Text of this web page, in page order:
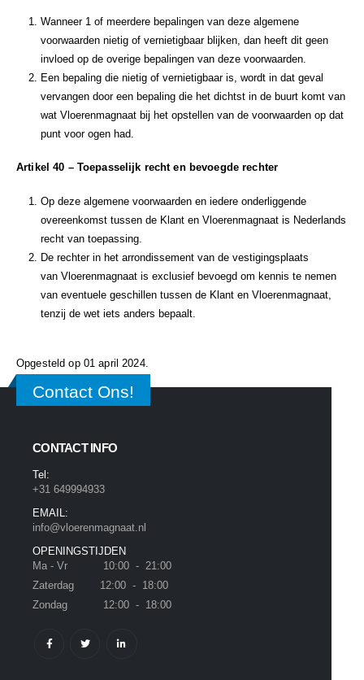
Wanneer 1 of meerdere bepalingen van deze algemene
voorwaarden nietig of vernietigbaar blijken, dan heeft dit geen
invloed op de overige bepalingen van deze voorwaarden.
Een bepaling die nietig of vernietigbaar is, wordt in dat geval
vervangen door een bepaling die het dichtst in de buurt komt van
wat Vloerenmagnaat bij het opstellen van de voorwaarden op dat
punt voor ogen had.
Artikel 40 – Toepasselijk recht en bevoegde rechter
Op deze algemene voorwaarden en iedere onderliggende
overeenkomst tussen de Klant en Vloerenmagnaat is Nederlands
recht van toepassing.
De rechter in het arrondissement van de vestigingsplaats
van Vloerenmagnaat is exclusief bevoegd om kennis te nemen
van eventuele geschillen tussen de Klant en Vloerenmagnaat,
tenzij de wet iets anders bepaalt.
Opgesteld op 01 april 2024.
Contact Ons!
CONTACT INFO
Tel:
+31 649994933
EMAIL:
info@vloerenmagnaat.nl
OPENINGSTIJDEN
Ma - Vr 10:00 - 21:00
Zaterdag 12:00 - 18:00
Zondag 12:00 - 18:00